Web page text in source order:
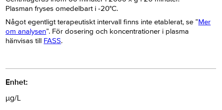
Plasman fryses omedelbart i -20°C.
Något egentligt terapeutiskt intervall finns inte etablerat, se ”Mer
om analysen”. För dosering och koncentrationer i plasma
hänvisas till FASS.
Enhet:
µg/L